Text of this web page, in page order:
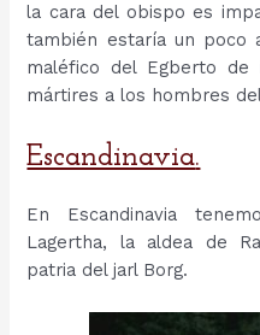
la cara del obispo es
también estaría un poco
maléfico del Egberto
mártires a los hombres
Escandinavia.
En Escandinavia
Lagertha, la aldea de
patria del jarl Borg.